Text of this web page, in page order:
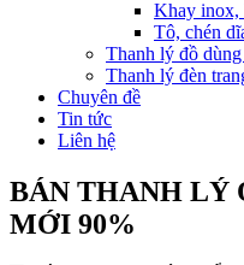
Khay inox,
Tô, chén
Thanh lý đồ dùng
Thanh lý đèn
Chuyên đề
Tin tức
Liên hệ
BÁN THANH LÝ
MỚI 90%